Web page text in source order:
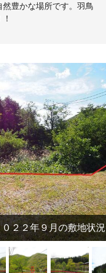
然豊かな場所です。羽鳥
０２２年９月の敷地状況